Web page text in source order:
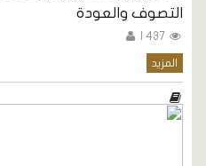
التصوف والعودة
المزيد